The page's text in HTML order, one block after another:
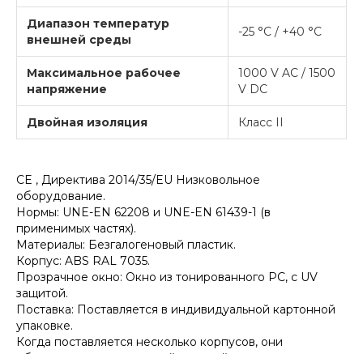
Диапазон температур
внешней среды
-25 °C / +40 °C
Максимальное рабочее
напряжение
1000 V AC / 1500
V DC
Двойная изоляция Класс II
CE , Директива 2014/35/EU Низковольное
оборудование.
Нормы: UNE-EN 62208 и UNE-EN 61439-1 (в
применимых частях).
Материалы: Безгалогеновый пластик.
Корпус: ABS RAL 7035.
Прозрачное окно: Окно из тонированного PC, с UV
защитой.
Поставка: Поставляется в индивидуальной картонной
упаковке.
Когда поставляется несколько корпусов, они